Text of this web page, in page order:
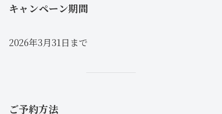
キャンペーン期間
2026年3月31日まで
ご予約方法